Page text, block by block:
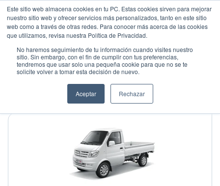
Este sitio web almacena cookies en tu PC. Estas cookies sirven para mejorar
nuestro sitio web y ofrecer servicios más personalizados, tanto en este sitio
web como a través de otras redes. Para conocer más acerca de las cookies
que utilizamos, revisa nuestra Política de Privacidad.
No haremos seguimiento de tu información cuando visites nuestro
sitio. Sin embargo, con el fin de cumplir con tus preferencias,
tendremos que usar solo una pequeña cookie para que no se te
solicite volver a tomar esta decisión de nuevo.
Aceptar Rechazar
Mostrando 9 de 44
Ordenar por:Precio: Menor a Mayor